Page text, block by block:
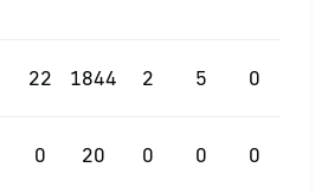
22 1844 2 5 0
0 20 0 0 0